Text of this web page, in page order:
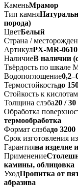
КаменьМрамор
Тип камня
порода)
ЦветБелый
Страна /
АртикулPX-MR-0610
НаличиеВ наличии
Твёрдость по шкале
Водопоглощение
Термостойкостьдо
Стойкость к кислотам
Толщина слэба20 /
Обработка
термообработка
Формат слэбадо
Срок изготовления
Гарантияна изделие
Применение
камины, облицовка
УходПропитка от
абразива